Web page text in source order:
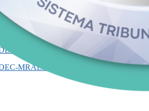
MRAERO.pdf (DOE-RO)
MRAERO (Jornal de grande circulação)